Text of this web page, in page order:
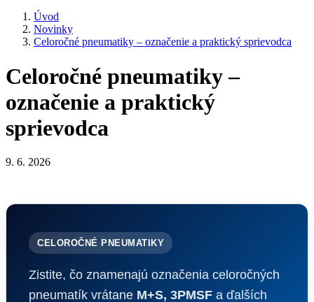
Úvod
Novinky
Celoročné pneumatiky – označenie a praktický sprievodca
Celoročné pneumatiky –
označenie a praktický
sprievodca
9. 6. 2026
CELOROČNÉ PNEUMATIKY
Zistite, čo znamenajú označenia celoročných
pneumatík vrátane M+S, 3PMSF a ďalších